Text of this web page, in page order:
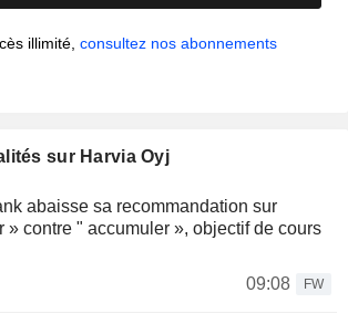
illimité, consultez nos abonnements
sur Harvia Oyj
abaisse sa recommandation sur
» contre " accumuler », objectif de cours
09:08
FW